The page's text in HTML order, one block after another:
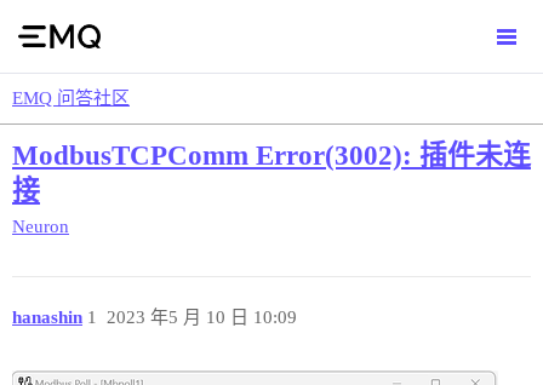
EMQ 问答社区
ModbusTCPComm Error(3002): 插件未连
接
Neuron
hanashin 2023 年5 月 10 日 10:09
1